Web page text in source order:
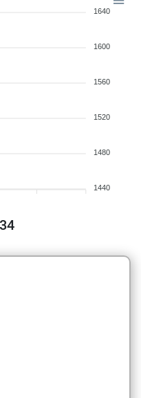
1640
1600
1560
1520
1480
1440